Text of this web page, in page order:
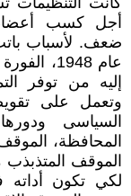
أجل كسب أعضاء
ضعف. لأسباب
عام
إليه من توفر
وتعمل على
السياسى
المحافظة،
الموقف المتذبذب
لكي تكون أداته